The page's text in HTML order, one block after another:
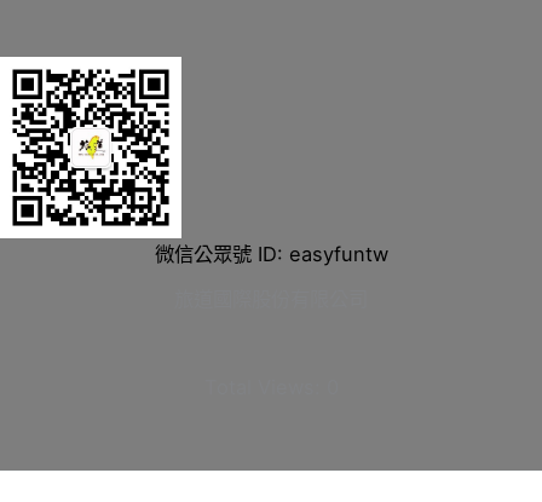
微信公眾號 ID: easyfuntw